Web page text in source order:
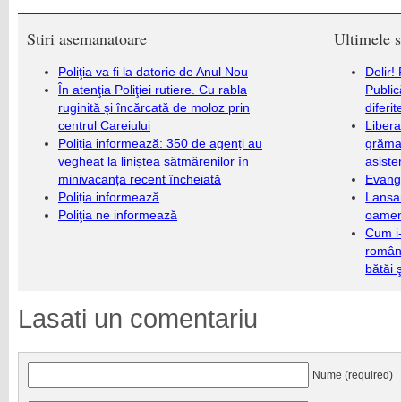
Stiri asemanatoare
Poliţia va fi la datorie de Anul Nou
În atenţia Poliţiei rutiere. Cu rabla
ruginită şi încărcată de moloz prin
centrul Careiului
Poliția informează: 350 de agenți au
vegheat la liniștea sătmărenilor în
minivacanța recent încheiată
Poliția informează
Poliţia ne informează
Ultimele
Delir!
Cum
bătăi
Lasati un comentariu
Nume (required)